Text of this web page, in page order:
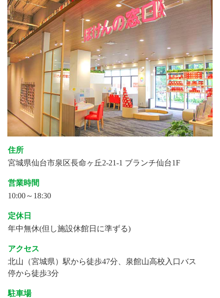
住所
宮城県仙台市泉区長命ヶ丘2-21-1 ブランチ仙台1F
営業時間
10:00～18:30
定休日
年中無休(但し施設休館日に準ずる)
アクセス
北山（宮城県）駅から徒歩47分、泉館山高校入口バス
停から徒歩3分
駐車場